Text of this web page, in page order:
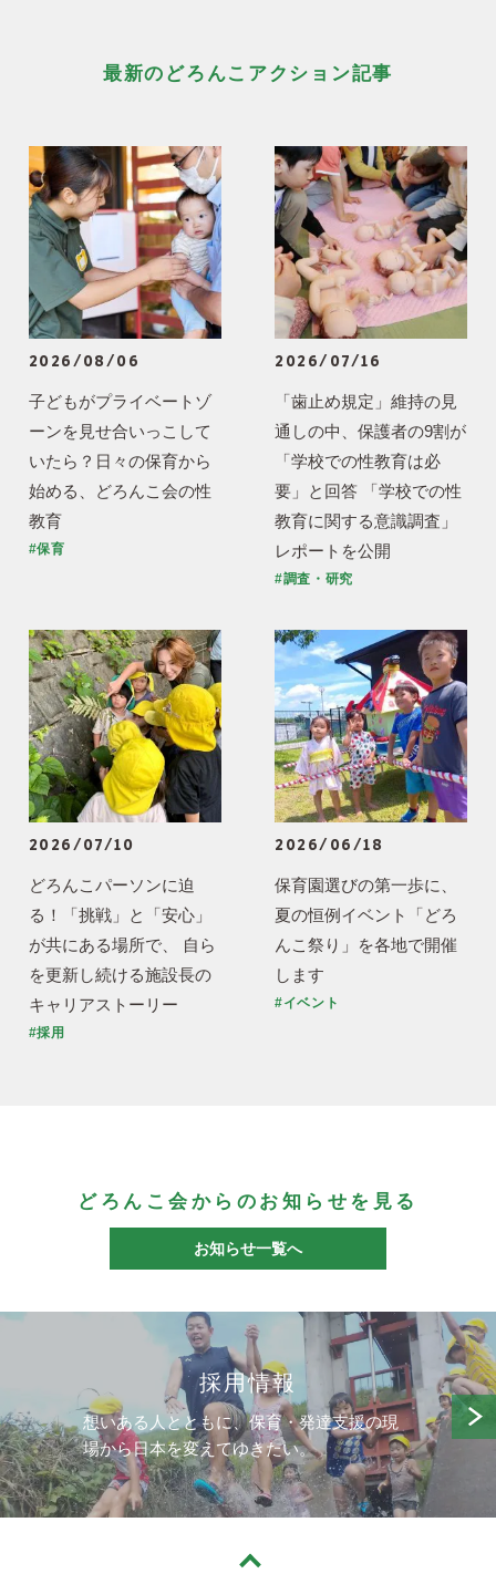
最新のどろんこアクション記事
2026/08/06
子どもがプライベートゾ
ーンを見せ合いっこして
いたら？日々の保育から
始める、どろんこ会の性
教育
#保育
2026/07/16
「歯止め規定」維持の見
通しの中、保護者の9割が
「学校での性教育は必
要」と回答 「学校での性
教育に関する意識調査」
レポートを公開
#調査・研究
2026/07/10
どろんこパーソンに迫
る！「挑戦」と「安心」
が共にある場所で、 自ら
を更新し続ける施設長の
キャリアストーリー
#採用
2026/06/18
保育園選びの第一歩に、
夏の恒例イベント「どろ
んこ祭り」を各地で開催
します
#イベント
どろんこ会からのお知らせを見る
お知らせ一覧へ
採用情報
想いある人とともに、保育・発達支援の現
場から日本を変えてゆきたい。